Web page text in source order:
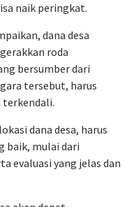
naik peringkat.
dana desa
roda
bersumber dari
tersebut, harus
terkendali.
dana desa, harus
baik, mulai dari
evaluasi yang jelas dan